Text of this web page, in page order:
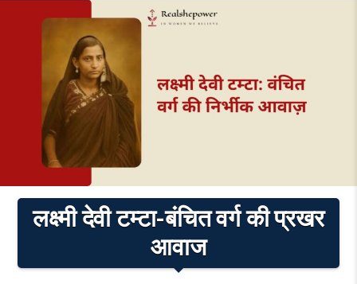
लक्ष्मी देवी टम्टा-बंचित वर्ग की प्रखर
आवाज